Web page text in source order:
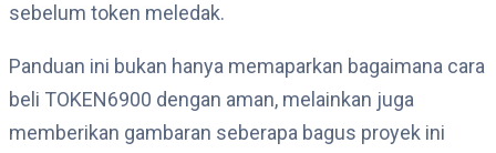
sebelum token meledak.
Panduan ini bukan hanya memaparkan bagaimana cara
beli TOKEN6900 dengan aman, melainkan juga
memberikan gambaran seberapa bagus proyek ini